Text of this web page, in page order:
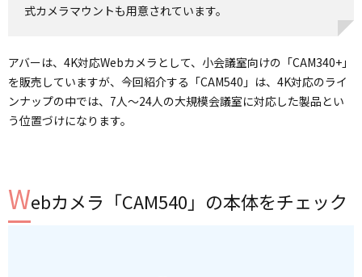
式カメラマウントも用意されています。
アバーは、4K対応Webカメラとして、小会議室向けの「CAM340+」
を販売していますが、今回紹介する「CAM540」は、4K対応のライ
ンナップの中では、7人～24人の大規模会議室に対応した製品とい
う位置づけになります。
Webカメラ「CAM540」の本体をチェック